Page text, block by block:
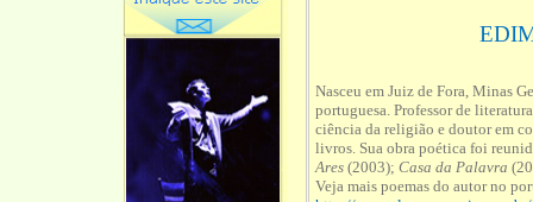
Nasceu em Juiz de Fora, Minas
portuguesa. Professor de
ciência da religião e doutor em
livros. Sua obra poética foi
Ares (2003); Casa da Palavra
Veja mais poemas do autor no